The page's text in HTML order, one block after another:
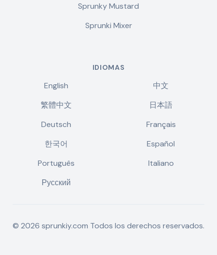
Sprunky Mustard
Sprunki Mixer
IDIOMAS
English
中文
繁體中文
日本語
Deutsch
Français
한국어
Español
Português
Italiano
Русский
© 2026 sprunkiy.com Todos los derechos reservados.